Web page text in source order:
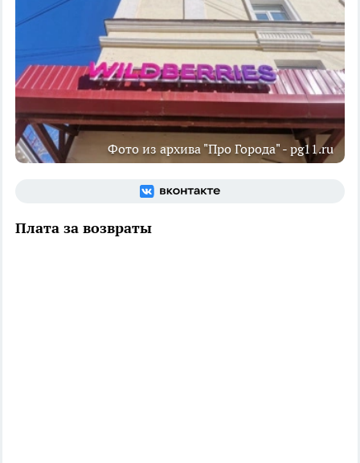
Фото из архива "Про Города" - pg11.ru
Плата за возвраты